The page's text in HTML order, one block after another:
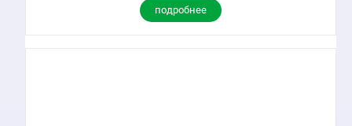
подробнее